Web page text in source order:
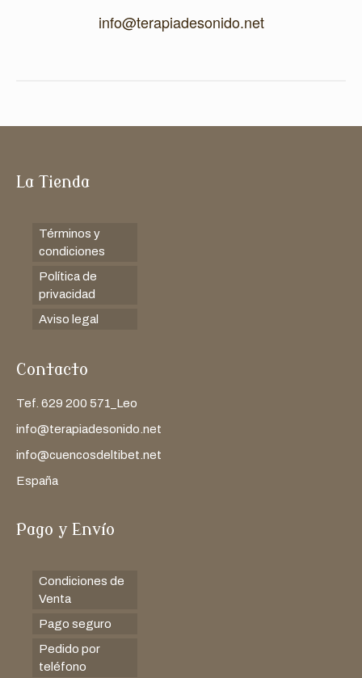
info@terapiadesonido.net
La Tienda
Términos y
condiciones
Política de
privacidad
Aviso legal
Contacto
Tef. 629 200 571_Leo
info@terapiadesonido.net
info@cuencosdeltibet.net
España
Pago y Envío
Condiciones de
Venta
Pago seguro
Pedido por
teléfono